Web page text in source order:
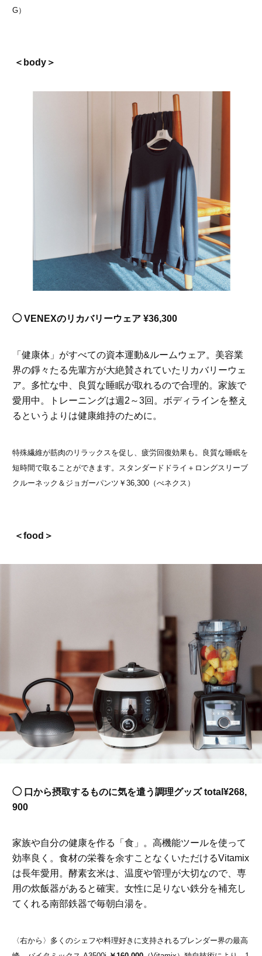
G）
＜body＞
◯ VENEXのリカバリーウェア ¥36,300
「健康体」がすべての資本運動&ルームウェア。美容業
界の錚々たる先輩方が大絶賛されていたリカバリーウェ
ア。多忙な中、良質な睡眠が取れるので合理的。家族で
愛用中。トレーニングは週2～3回。ボディラインを整え
るというよりは健康維持のために。
特殊繊維が筋肉のリラックスを促し、疲労回復効果も。良質な睡眠を
短時間で取ることができます。スタンダードドライ＋ロングスリーブ
クルーネック＆ジョガーパンツ￥36,300（べネクス）
＜food＞
◯ 口から摂取するものに気を遣う調理グッズ total¥268,
900
家族や自分の健康を作る「食」。高機能ツールを使って
効率良く。食材の栄養を余すことなくいただけるVitamix
は長年愛用。酵素玄米は、温度や管理が大切なので、専
用の炊飯器があると確実。女性に足りない鉄分を補充し
てくれる南部鉄器で毎朝白湯を。
〈右から〉多くのシェフや料理好きに支持されるブレンダー界の最高